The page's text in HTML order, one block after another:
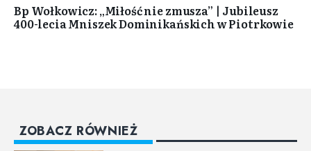
Bp Wołkowicz: „Miłość nie zmusza” | Jubileusz
400-lecia Mniszek Dominikańskich w Piotrkowie
ZOBACZ RÓWNIEŻ